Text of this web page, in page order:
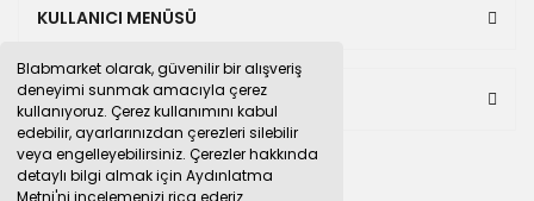
Blabmarket olarak, güvenilir bir alışveriş
deneyimi sunmak amacıyla çerez
kullanıyoruz. Çerez kullanımını kabul
edebilir, ayarlarınızdan çerezleri silebilir
veya engelleyebilirsiniz. Çerezler hakkında
detaylı bilgi almak için Aydınlatma
KULLANICI MENÜSÜ
BULUNDUĞUMUZ PAZAR YERLERİ